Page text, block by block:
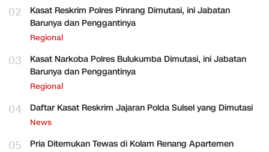
02
Kasat Reskrim Polres Pinrang Dimutasi, ini Jabatan
Barunya dan Penggantinya
Regional
03
Kasat Narkoba Polres Bulukumba Dimutasi, ini Jabatan
Barunya dan Penggantinya
Regional
04 Daftar Kasat Reskrim Jajaran Polda Sulsel yang Dimutasi
News
05
Pria Ditemukan Tewas di Kolam Renang Apartemen